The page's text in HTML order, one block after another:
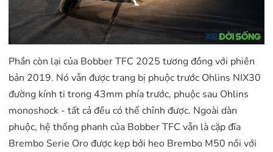
Phần còn lại của Bobber TFC 2025 tương đồng với phiên
bản 2019. Nó vẫn được trang bị phuộc trước Ohlins NIX30
đường kính ti trong 43mm phía trước, phuộc sau Ohlins
monoshock - tất cả đều có thể chỉnh được. Ngoài dàn
phuộc, hệ thống phanh của Bobber TFC vẫn là cặp đĩa
Brembo Serie Oro được kẹp bởi heo Brembo M50 nối với